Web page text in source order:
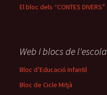
El bloc dels “CONTES DIVERS”
Web i blocs de l'escola
Bloc d’Educació Infantil
Bloc de Cicle Mitjà